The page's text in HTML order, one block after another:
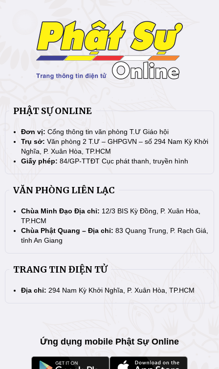
PHẬT SỰ ONLINE
Đơn vị: Cổng thông tin văn phòng T.Ư Giáo hội
Trụ sở: Văn phòng 2 T.Ư – GHPGVN – số 294 Nam Kỳ Khởi
Nghĩa, P. Xuân Hòa, TP.HCM
Giấy phép: 84/GP-TTĐT Cục phát thanh, truyền hình
VĂN PHÒNG LIÊN LẠC
Chùa Minh Đạo Địa chỉ: 12/3 BIS Kỳ Đồng, P. Xuân Hòa,
TP.HCM
Chùa Phật Quang – Địa chỉ: 83 Quang Trung, P. Rạch Giá,
tỉnh An Giang
TRANG TIN ĐIỆN TỬ
Địa chỉ: 294 Nam Kỳ Khởi Nghĩa, P. Xuân Hòa, TP.HCM
Ứng dụng mobile Phật Sự Online